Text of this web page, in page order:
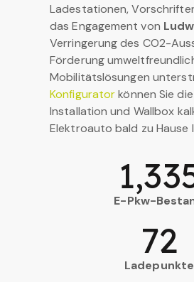
Ladestationen,
das Engagement von
Verringerung des CO2-
Förderung
Mobilitätslösungen
Konfiguratorkönnen Sie
Installation und Wallbox
Elektroauto bald zu Hause
E-Pkw-
Ladepunkte
72